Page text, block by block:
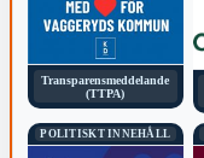
Transparensmeddelande
(TTPA)
POLITISKT INNEHÅLL